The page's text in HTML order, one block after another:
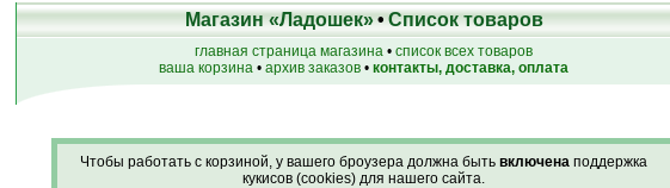
Магазин «Ладошек»•Список товаров
главная страница магазина • список всех товаров
ваша корзина • архив заказов • контакты, доставка, оплата
Чтобы работать с корзиной, у вашего броузера должна быть включена поддержка
кукисов (cookies) для нашего сайта.